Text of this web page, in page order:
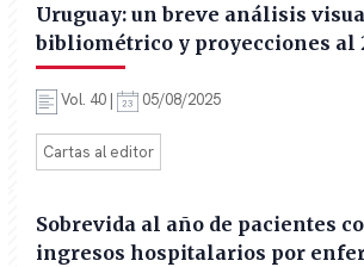
Uruguay: un breve análisis
bibliométrico y proyecciones al
Vol. 40 | 05/08/2025
Cartas al editor
Sobrevida al año de pacientes
ingresos hospitalarios por